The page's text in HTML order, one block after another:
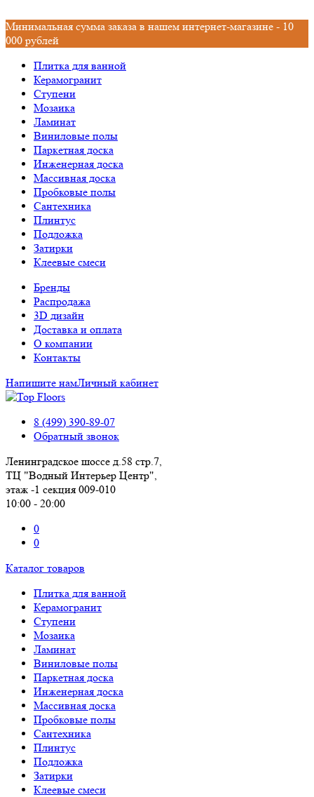
Минимальная сумма заказа в нашем интернет-магазине - 10
000 рублей
Плитка для ванной
Керамогранит
Ступени
Мозаика
Ламинат
Виниловые полы
Паркетная доска
Инженерная доска
Массивная доска
Пробковые полы
Сантехника
Плинтус
Подложка
Затирки
Клеевые смеси
Бренды
Распродажа
3D дизайн
Доставка и оплата
О компании
Контакты
Напишите намЛичный кабинет
8 (499) 390-89-07
Обратный звонок
Ленинградское шоссе д.58 стр.7,
ТЦ "Водный Интерьер Центр",
этаж -1 секция 009-010
10:00 - 20:00
0
0
Каталог товаров
Плитка для ванной
Керамогранит
Ступени
Мозаика
Ламинат
Виниловые полы
Паркетная доска
Инженерная доска
Массивная доска
Пробковые полы
Сантехника
Плинтус
Подложка
Затирки
Клеевые смеси